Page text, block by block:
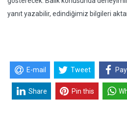
yanıt yazabilir, edindiğimiz bilgileri
E-mail Tweet
Share Pin this